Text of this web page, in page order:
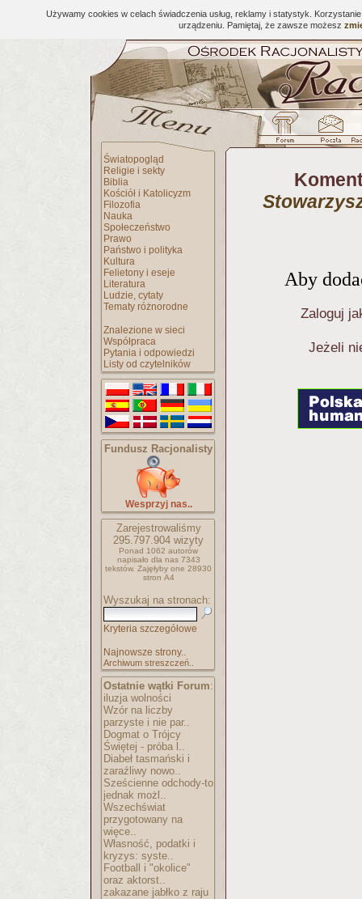
Używamy cookies w celach świadczenia usług, reklamy i statystyk.
urządzeniu. Pamiętaj, że zawsze możesz
Światopogląd
Religie i sekty
Biblia
Kościół i Katolicyzm
Filozofia
Nauka
Społeczeństwo
Prawo
Państwo i polityka
Kultura
Felietony i eseje
Literatura
Ludzie, cytaty
Tematy różnorodne
Znalezione w sieci
Współpraca
Pytania i odpowiedzi
Listy od czytelników
Fundusz Racjonalisty
Wesprzyj nas..
Zarejestrowaliśmy
295.797.904 wizyty
Ponad 1062 autorów
napisało dla nas 7343
tekstów. Zajęłyby one 28930
stron A4
Wyszukaj na stronach:
Kryteria szczegółowe
Najnowsze strony..
Archiwum streszczeń..
Ostatnie wątki Forum:
iluzja wolności
Wzór na liczby
parzyste i nie par..
Dogmat o Trójcy
Świętej - próba l..
Diabeł tasmański i
zaraźliwy nowo..
Sześcienne odchody-to
jednak możl..
Wszechświat
przygotowany na
więce..
Własność, podatki i
kryzys: syste..
Football i "okolice"
oraz aktorst..
zakazane jabłko z raju
Aby
Zaloguj
Jeżeli